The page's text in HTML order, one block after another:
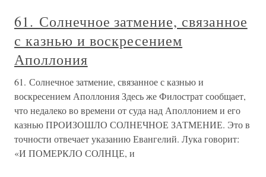
61. Солнечное затмение, связанное
с казнью и воскресением
Аполлония
61. Солнечное затмение, связанное с казнью и
воскресением Аполлония Здесь же Филострат сообщает,
что недалеко во времени от суда над Аполлонием и его
казнью ПРОИЗОШЛО СОЛНЕЧНОЕ ЗАТМЕНИЕ. Это в
точности отвечает указанию Евангелий. Лука говорит:
«И ПОМЕРКЛО СОЛНЦЕ, и